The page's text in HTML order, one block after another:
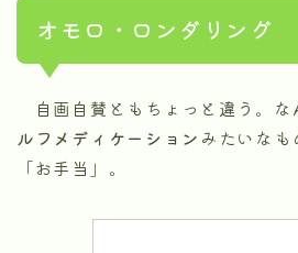
オモロ・ロンダリング
自画自賛ともちょっと違う。な
ルフメディケーション みたいなも
「お手当」。